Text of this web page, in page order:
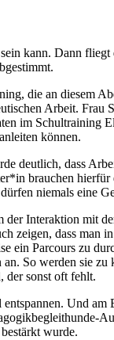
kann. Dann
die an diesem
Arbeit. Frau
im Schultraining
können.
deutlich, dass
brauchen
niemals eine
Interaktion mit
zeigen, dass man
ein Parcours zu
So werden sie
der sonst oft fehlt.
Und am
wurde.